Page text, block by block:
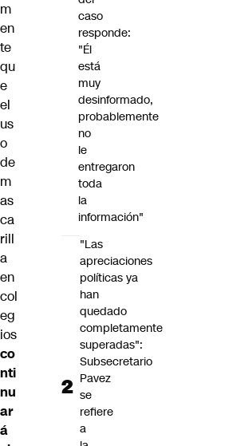
m
en
te
qu
e
el
us
o
de
m
as
ca
rill
a
en
col
eg
ios
co
nti
nu
ar
á
caso
responde:
"Él
está
muy
desinformado,
probablemente
no
le
entregaron
toda
la
información"
"Las
apreciaciones
políticas ya
han
quedado
completamente
superadas":
Subsecretario
Pavez
se
refiere
a